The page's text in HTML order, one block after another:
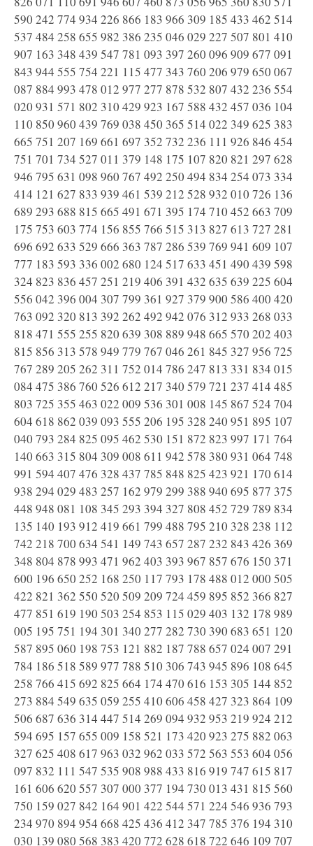
590 242 774 934 226 866 183 966 309 185 433 462 514
537 484 258 655 982 386 235 046 029 227 507 801 410
907 163 348 439 547 781 093 397 260 096 909 677 091
843 944 555 754 221 115 477 343 760 206 979 650 067
087 884 993 478 012 977 277 878 532 807 432 236 554
020 931 571 802 310 429 923 167 588 432 457 036 104
110 850 960 439 769 038 450 365 514 022 349 625 383
665 751 207 169 661 697 352 732 236 111 926 846 454
751 701 734 527 011 379 148 175 107 820 821 297 628
946 795 631 098 960 767 492 250 494 834 254 073 334
414 121 627 833 939 461 539 212 528 932 010 726 136
689 293 688 815 665 491 671 395 174 710 452 663 709
175 753 603 774 156 855 766 515 313 827 613 727 281
696 692 633 529 666 363 787 286 539 769 941 609 107
777 183 593 336 002 680 124 517 633 451 490 439 598
324 823 836 457 251 219 406 391 432 635 639 225 604
556 042 396 004 307 799 361 927 379 900 586 400 420
763 092 320 813 392 262 492 942 076 312 933 268 033
818 471 555 255 820 639 308 889 948 665 570 202 403
815 856 313 578 949 779 767 046 261 845 327 956 725
767 289 205 262 311 752 014 786 247 813 331 834 015
084 475 386 760 526 612 217 340 579 721 237 414 485
803 725 355 463 022 009 536 301 008 145 867 524 704
604 618 862 039 093 555 206 195 328 240 951 895 107
040 793 284 825 095 462 530 151 872 823 997 171 764
140 663 315 804 309 008 611 942 578 380 931 064 748
991 594 407 476 328 437 785 848 825 423 921 170 614
938 294 029 483 257 162 979 299 388 940 695 877 375
448 948 081 108 345 293 394 327 808 452 729 789 834
135 140 193 912 419 661 799 488 795 210 328 238 112
742 218 700 634 541 149 743 657 287 232 843 426 369
348 804 878 993 471 962 403 393 967 857 676 150 371
600 196 650 252 168 250 117 793 178 488 012 000 505
422 821 362 550 520 509 209 724 459 895 852 366 827
477 851 619 190 503 254 853 115 029 403 132 178 989
005 195 751 194 301 340 277 282 730 390 683 651 120
587 895 060 198 753 121 882 187 788 657 024 007 291
784 186 518 589 977 788 510 306 743 945 896 108 645
258 766 415 692 825 664 174 470 616 153 305 144 852
273 884 549 635 059 255 410 606 458 427 323 864 109
506 687 636 314 447 514 269 094 932 953 219 924 212
594 695 157 655 009 158 521 173 420 923 275 882 063
327 625 408 617 963 032 962 033 572 563 553 604 056
097 832 111 547 535 908 988 433 816 919 747 615 817
161 606 620 557 307 000 377 194 730 013 431 815 560
750 159 027 842 164 901 422 544 571 224 546 936 793
234 970 894 954 668 425 436 412 347 785 376 194 310
030 139 080 568 383 420 772 628 618 722 646 109 707